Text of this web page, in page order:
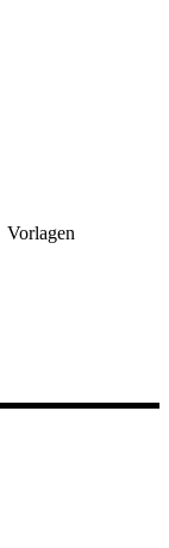
Vorlagen